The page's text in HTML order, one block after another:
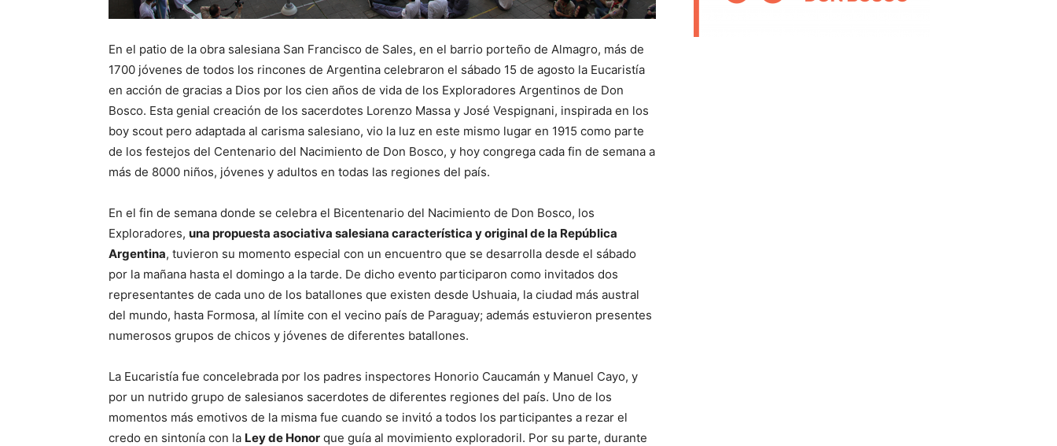
En el patio de la obra salesiana San Francisco de Sales, en el barrio porteño de Almagro, más de
1700 jóvenes de todos los rincones de Argentina celebraron el sábado 15 de agosto la Eucaristía
en acción de gracias a Dios por los cien años de vida de los Exploradores Argentinos de Don
Bosco. Esta genial creación de los sacerdotes Lorenzo Massa y José Vespignani, inspirada en los
boy scout pero adaptada al carisma salesiano, vio la luz en este mismo lugar en 1915 como parte
de los festejos del Centenario del Nacimiento de Don Bosco, y hoy congrega cada fin de semana a
más de 8000 niños, jóvenes y adultos en todas las regiones del país.
En el fin de semana donde se celebra el Bicentenario del Nacimiento de Don Bosco, los
Exploradores, una propuesta asociativa salesiana característica y original de la República
Argentina, tuvieron su momento especial con un encuentro que se desarrolla desde el sábado
por la mañana hasta el domingo a la tarde. De dicho evento participaron como invitados dos
representantes de cada uno de los batallones que existen desde Ushuaia, la ciudad más austral
del mundo, hasta Formosa, al límite con el vecino país de Paraguay; además estuvieron presentes
numerosos grupos de chicos y jóvenes de diferentes batallones.
La Eucaristía fue concelebrada por los padres inspectores Honorio Caucamán y Manuel Cayo, y
por un nutrido grupo de salesianos sacerdotes de diferentes regiones del país. Uno de los
momentos más emotivos de la misma fue cuando se invitó a todos los participantes a rezar el
credo en sintonía con la Ley de Honor que guía al movimiento exploradoril. Por su parte, durante